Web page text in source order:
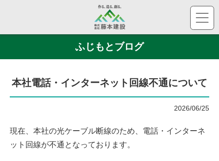
株
ふじもとブログ
本社電話・インターネット回線不通について
2026/06/25
現在、本社の光ケーブル断線のため、電話・インターネ
ット回線が不通となっております。